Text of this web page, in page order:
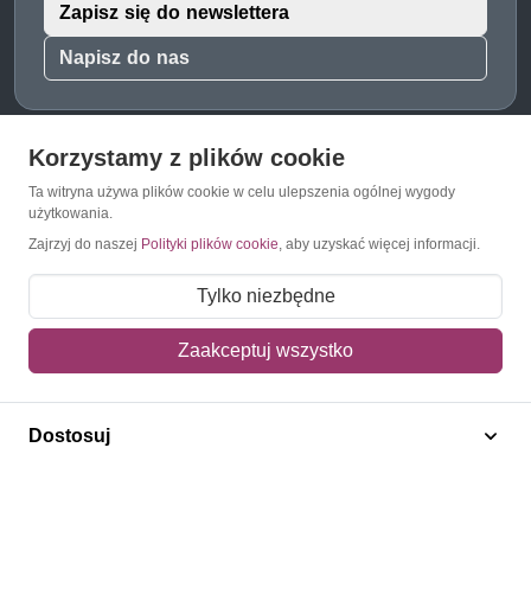
Napisz do nas
Zapisz się do newslettera
O Znaczkopol.pl
O nas
Blog
Regulamin
Polityka prywatności
Mapa strony
Korzystamy z plików cookie
Ta witryna używa plików cookie w celu ulepszenia ogólnej wygody
użytkowania.
Zajrzyj do naszej Polityki plików cookie, aby uzyskać więcej informacji.
Tylko niezbędne
Zaakceptuj wszystko
Dostosuj